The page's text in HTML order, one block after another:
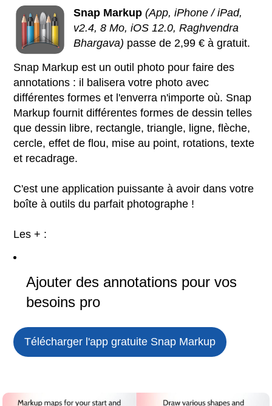
Snap Markup (App, iPhone / iPad,
v2.4, 8 Mo, iOS 12.0, Raghvendra
Bhargava) passe de 2,99 € à gratuit.
Snap Markup est un outil photo pour faire des
annotations : il balisera votre photo avec
différentes formes et l'enverra n'importe où. Snap
Markup fournit différentes formes de dessin telles
que dessin libre, rectangle, triangle, ligne, flèche,
cercle, effet de flou, mise au point, rotations, texte
et recadrage.
C'est une application puissante à avoir dans votre
boîte à outils du parfait photographe !
Les + :
Ajouter des annotations pour vos
besoins pro
Télécharger l'app gratuite Snap Markup